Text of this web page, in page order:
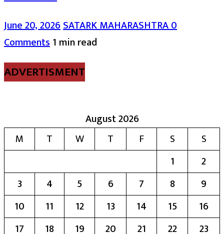
June 20, 2026SATARK MAHARASHTRA0
Comments1 min read
ADVERTISMENT
August 2026
M
T W T F S
S
1
2
3
4 5 6 7 8
9
10
11 12 13 14 15
16
17
18 19 20 21 22
23